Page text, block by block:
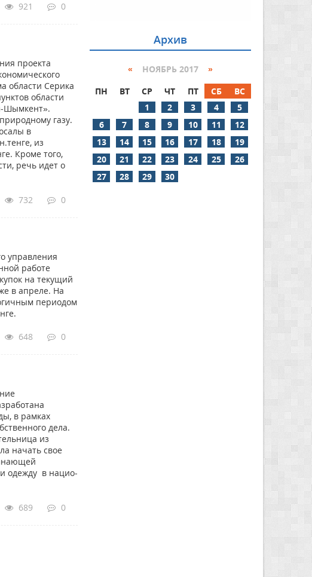
921 0
проекта
области Серика
области
Шымкент».
газу.
в
из
Кроме того,
речь идет о
732 0
управления
работе
на текущий
в апреле. На
периодом
648 0
в рамках
дела.
из
начать свое
одежду в нацио-
689 0
Архив
« НОЯБРЬ 2017 »
ПН
ВТ СР ЧТ ПТ СБ
ВС
1
2 3 4
5
6
7 8 9 10 11
12
13
14 15 16 17 18
19
20
21 22 23 24 25
26
27
28 29 30